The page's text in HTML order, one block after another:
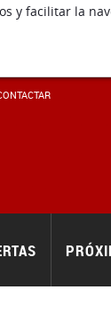
y facilitar la